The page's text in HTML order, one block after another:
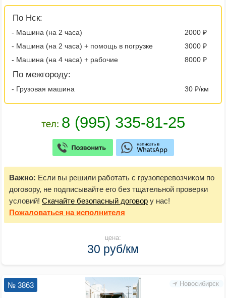
По Нск:
- Машина (на 2 часа)
2000 ₽
- Машина (на 2 часа) + помощь в погрузке
3000 ₽
- Машина (на 4 часа) + рабочие
8000 ₽
По межгороду:
- Грузовая машина 30 ₽/км
Важно: Если вы решили работать с грузоперевозчиком по
договору, не подписывайте его без тщательной проверки
условий! Скачайте безопасный договор у нас!
Пожаловаться на исполнителя
цена:
30 руб/км
Новосибирск
№ 3863